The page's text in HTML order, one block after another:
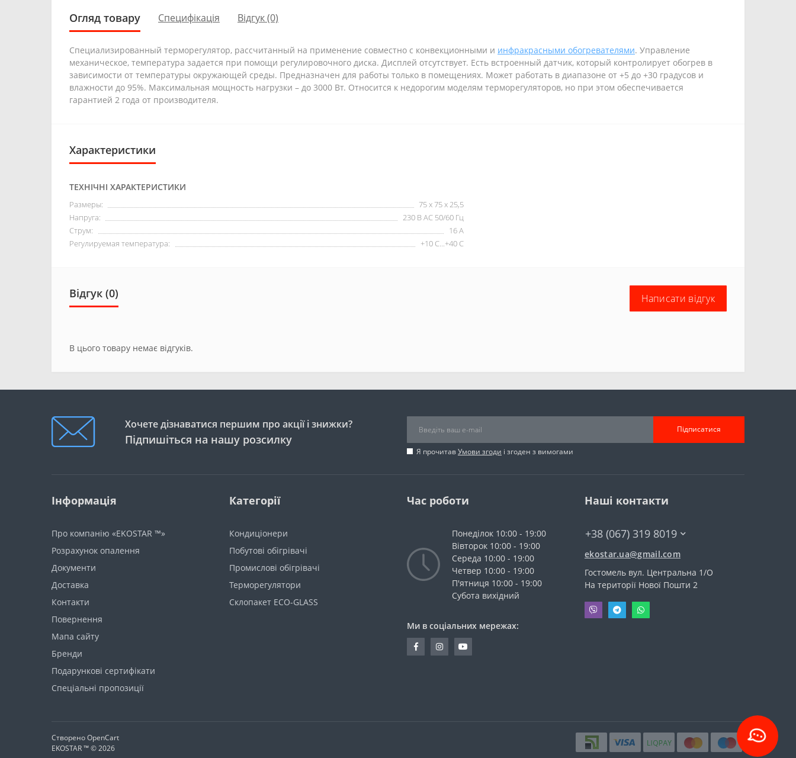
Огляд товару Специфікація Відгук (0)
Специализированный терморегулятор, рассчитанный на применение совместно с конвекционными и инфракрасными обогревателями. Управление
механическое, температура задается при помощи регулировочного диска. Дисплей отсутствует. Есть встроенный датчик, который контролирует обогрев в
зависимости от температуры окружающей среды. Предназначен для работы только в помещениях. Может работать в диапазоне от +5 до +30 градусов и
влажности до 95%. Максимальная мощность нагрузки – до 3000 Вт. Относится к недорогим моделям терморегуляторов, но при этом обеспечивается
гарантией 2 года от производителя.
Характеристики
ТЕХНІЧНІ ХАРАКТЕРИСТИКИ
Размеры:
75 х 75 х 25,5
Напруга:
230 В AC 50/60 Гц
Струм:
16 А
Регулируемая температура:
+10 С...+40 С
Відгук (0) Написати відгук
В цього товару немає відгуків.
Хочете дізнаватися першим про акції і знижки?
Підпишіться на нашу розсилку
Підписатися
Я прочитавУмови згоди і згоден з вимогами
Інформація
Про компанію «EKOSTAR ™»
Розрахунок опалення
Документи
Доставка
Контакти
Повернення
Мапа сайту
Бренди
Подарункові сертифікати
Спеціальні пропозиції
Категорії
Кондиціонери
Побутові обігрівачі
Промислові обігрівачі
Терморегулятори
Склопакет ECO-GLASS
Час роботи
Понеділок 10:00 - 19:00
Вівторок 10:00 - 19:00
Середа 10:00 - 19:00
Четвер 10:00 - 19:00
П'ятниця 10:00 - 19:00
Cубота вихідний
Ми в соціальних мережах:
Наші контакти
+38 (067) 319 8019
ekostar.ua@gmail.com
Гостомель вул. Центральна 1/О
На території Нової Пошти 2
СтвореноOpenCart
EKOSTAR ™ © 2026